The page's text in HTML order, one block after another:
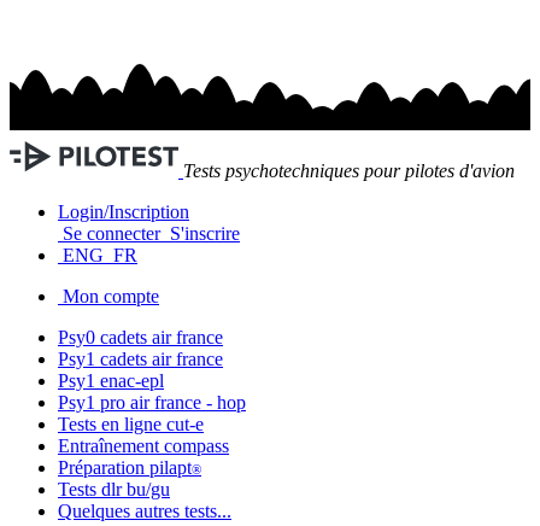
Tests psychotechniques pour pilotes d'avion
Login/Inscription
Se connecter S'inscrire
ENG FR
Mon compte
Psy0 cadets air france
Psy1 cadets air france
Psy1 enac-epl
Psy1 pro air france - hop
Tests en ligne cut-e
Entraînement compass
Préparation pilapt®
Tests dlr bu/gu
Quelques autres tests...